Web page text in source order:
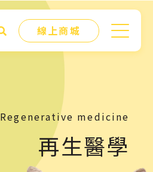
線上商城
Regenerative medicine
再生醫學